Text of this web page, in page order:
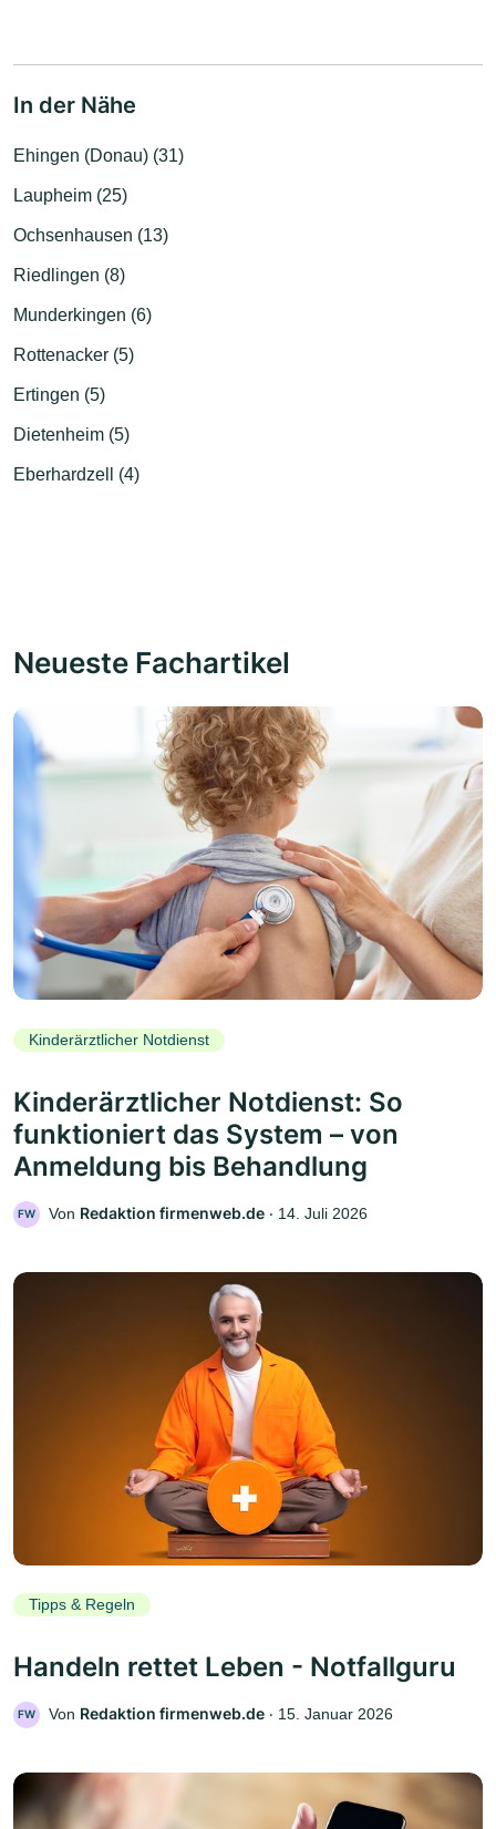
In der Nähe
Ehingen (Donau) (31)
Laupheim (25)
Ochsenhausen (13)
Riedlingen (8)
Munderkingen (6)
Rottenacker (5)
Ertingen (5)
Dietenheim (5)
Eberhardzell (4)
Neueste Fachartikel
Kinderärztlicher Notdienst
Kinderärztlicher Notdienst: So
funktioniert das System – von
Anmeldung bis Behandlung
FW Von Redaktion firmenweb.de ‧ 14. Juli 2026
Tipps & Regeln
Handeln rettet Leben - Notfallguru
FW Von Redaktion firmenweb.de ‧ 15. Januar 2026